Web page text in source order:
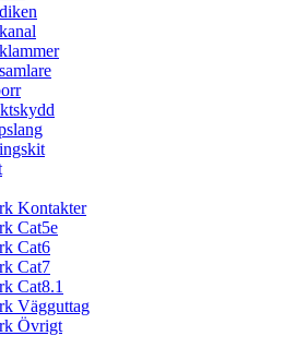
Kontakter
Cat5e
Cat6
Cat7
Cat8.1
Vägguttag
Övrigt